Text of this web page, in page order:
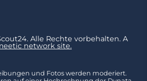
Alle Rechte vorbehalten. A
network site.
und Fotos werden moderiert.